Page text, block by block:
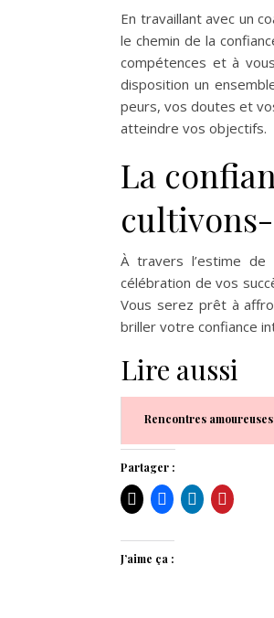
En travaillant avec un
le chemin de la
compétences et à
disposition un
peurs, vos doutes et
atteindre vos objectifs.
La
À travers l’estime de
célébration de vos
Vous serez prêt à
briller votre confiance
Lire aussi
Rencontres
Partager :
J’aime ça :